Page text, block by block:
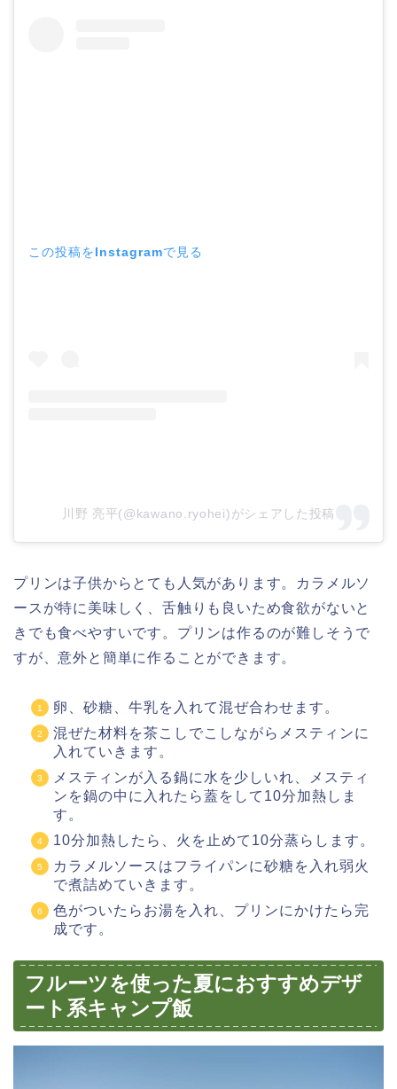
この投稿をInstagramで見る
川野 亮平(@kawano.ryohei)がシェアした投稿
プリンは子供からとても人気があります。カラメルソ
ースが特に美味しく、舌触りも良いため食欲がないと
きでも食べやすいです。プリンは作るのが難しそうで
すが、意外と簡単に作ることができます。
卵、砂糖、牛乳を入れて混ぜ合わせます。
混ぜた材料を茶こしでこしながらメスティンに
入れていきます。
メスティンが入る鍋に水を少しいれ、メスティ
ンを鍋の中に入れたら蓋をして10分加熱しま
す。
10分加熱したら、火を止めて10分蒸らします。
カラメルソースはフライパンに砂糖を入れ弱火
で煮詰めていきます。
色がついたらお湯を入れ、プリンにかけたら完
成です。
フルーツを使った夏におすすめデザ
ート系キャンプ飯